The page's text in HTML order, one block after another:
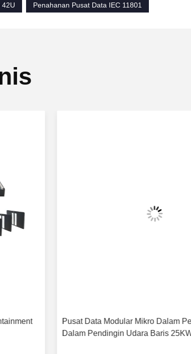
42U Penahanan Pusat Data IEC 11801
Pusat Data Modular Mikro Dalam
Dalam Pendingin Udara Baris